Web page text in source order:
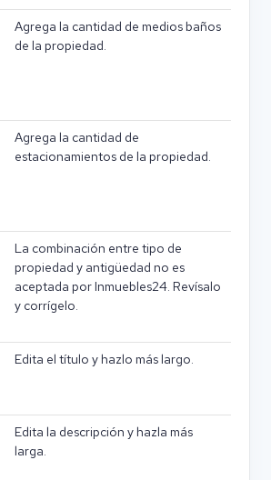
Agrega la cantidad de medios baños
de la propiedad.
Agrega la cantidad de
estacionamientos de la propiedad.
La combinación entre tipo de
propiedad y antigüedad no es
aceptada por Inmuebles24. Revísalo
y corrígelo.
Edita el título y hazlo más largo.
Edita la descripción y hazla más
larga.